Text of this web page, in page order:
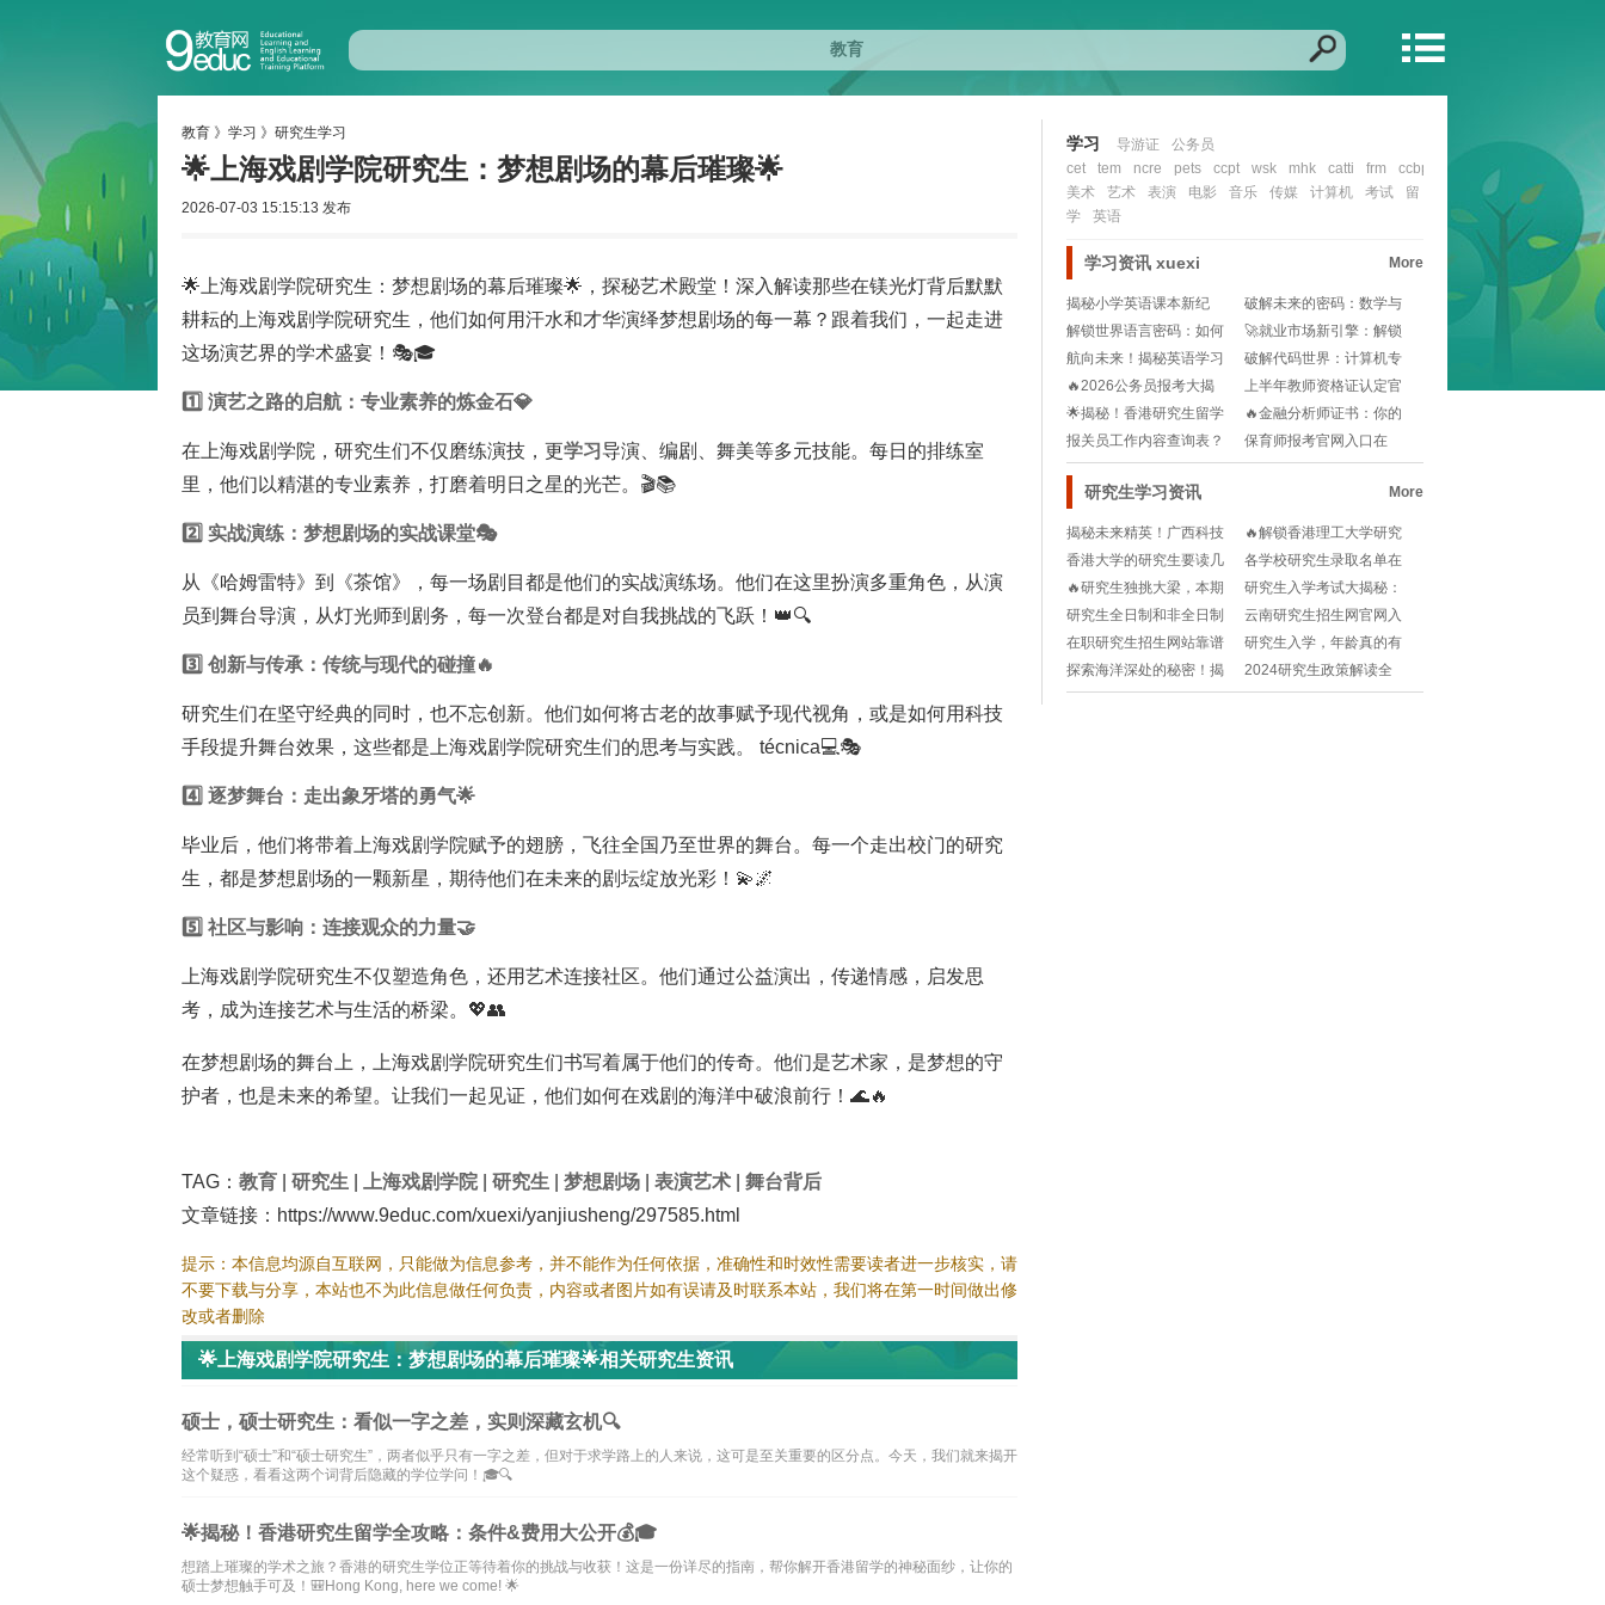
教育 》 学习 》 研究生学习
🌟上海戏剧学院研究生：梦想剧场的幕后璀璨🌟
2026-07-03 15:15:13 发布
🌟上海戏剧学院研究生：梦想剧场的幕后璀璨🌟，探秘艺术殿堂！深入解读那些在镁光灯背后默默
耕耘的上海戏剧学院研究生，他们如何用汗水和才华演绎梦想剧场的每一幕？跟着我们，一起走进
这场演艺界的学术盛宴！🎭🎓
1️⃣ 演艺之路的启航：专业素养的炼金石💎
在上海戏剧学院，研究生们不仅磨练演技，更学习导演、编剧、舞美等多元技能。每日的排练室
里，他们以精湛的专业素养，打磨着明日之星的光芒。🎬📚
2️⃣ 实战演练：梦想剧场的实战课堂🎭
从《哈姆雷特》到《茶馆》，每一场剧目都是他们的实战演练场。他们在这里扮演多重角色，从演
员到舞台导演，从灯光师到剧务，每一次登台都是对自我挑战的飞跃！👑🔍
3️⃣ 创新与传承：传统与现代的碰撞🔥
研究生们在坚守经典的同时，也不忘创新。他们如何将古老的故事赋予现代视角，或是如何用科技
手段提升舞台效果，这些都是上海戏剧学院研究生们的思考与实践。 técnica💻🎭
4️⃣ 逐梦舞台：走出象牙塔的勇气🌟
毕业后，他们将带着上海戏剧学院赋予的翅膀，飞往全国乃至世界的舞台。每一个走出校门的研究
生，都是梦想剧场的一颗新星，期待他们在未来的剧坛绽放光彩！💫🌌
5️⃣ 社区与影响：连接观众的力量🤝
上海戏剧学院研究生不仅塑造角色，还用艺术连接社区。他们通过公益演出，传递情感，启发思
考，成为连接艺术与生活的桥梁。💖👥
在梦想剧场的舞台上，上海戏剧学院研究生们书写着属于他们的传奇。他们是艺术家，是梦想的守
护者，也是未来的希望。让我们一起见证，他们如何在戏剧的海洋中破浪前行！🌊🔥
TAG： 教育 研究生 上海戏剧学院| 研究生 梦想剧场 表演艺术
舞台背后
文章链接：https://www.9educ.com/xuexi/yanjiusheng/297585.html
提示：本信息均源自互联网，只能做为信息参考，并不能作为任何依据，准确性和时效性需要读者进一步核实，请
不要下载与分享，本站也不为此信息做任何负责，内容或者图片如有误请及时联系本站，我们将在第一时间做出修
改或者删除
🌟上海戏剧学院研究生：梦想剧场的幕后璀璨🌟相关研究生资讯
硕士，硕士研究生：看似一字之差，实则深藏玄机🔍
经常听到“硕士”和“硕士研究生”，两者似乎只有一字之差，但对于求学路上的人来说，这可是至关重要的区分点。今天，我们就来揭开
这个疑惑，看看这两个词背后隐藏的学位学问！🎓🔍
🌟揭秘！香港研究生留学全攻略：条件&费用大公开💰🎓
想踏上璀璨的学术之旅？香港的研究生学位正等待着你的挑战与收获！这是一份详尽的指南，帮你解开香港留学的神秘面纱，让你的
硕士梦想触手可及！🎒Hong Kong, here we come! 🌟
学习 导游证
公务员
cet
tem ncre pets ccpt wsk mhk catti frm ccbp
美术
艺术 表演 电影 音乐 传媒 计算机 考试
留
学
英语
学习资讯 xuexi More
揭秘小学英语课本新纪
元：外研版的奇妙旅程
破解未来的密码：数学与
应用数学的璀璨前景
解锁世界语言密码：如何
精准填写外语种类与
🚀就业市场新引擎：解锁
全球职场的英语翻译
航向未来！揭秘英语学习
新方向舵💡
破解代码世界：计算机专
业的神秘分野一览!
🔥2026公务员报考大揭
秘：条件+时间轴
上半年教师资格证认定官
网流程复杂？小白如
🌟揭秘！香港研究生留学
全攻略：条件&费用
🔥金融分析师证书：你的
职场敲门砖还是锦上
报关员工作内容查询表？
新手小白如何快速上
保育师报考官网入口在
哪？如何快速找到并完
研究生学习资讯 More
揭秘未来精英！广西科技
大学研究生院深度解析🎓
🔥解锁香港理工大学研究
生入学密码：你的申请攻
略指南🚀
香港大学的研究生要读几
年🧐留学干货来了，快来
收藏！📚
各学校研究生录取名单在
哪里查？🎓升学党必看！
🧐
🔥研究生独挑大梁，本期
科研突破新高度🚀
研究生入学考试大揭秘：
你需要挑战的学术关卡!
研究生全日制和非全日制
分数一样么🧐同场考试还
是不同试卷？快来了解！
云南研究生招生网官网入
口在哪里？🎓如何快速找
到？🔥
在职研究生招生网站靠谱
吗？🎓在职读研如何找到
靠谱途径？🔥
研究生入学，年龄真的有
上限吗？ tuổi🎓🤔
探索海洋深处的秘密！揭
秘大连海事大学研究生院
2024研究生政策解读全
文？📚你关心的都在这